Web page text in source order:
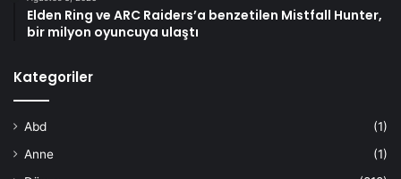
Elden Ring ve ARC Raiders’a benzetilen Mistfall Hunter,
bir milyon oyuncuya ulaştı
Kategoriler
Abd
(1)
Anne
(1)